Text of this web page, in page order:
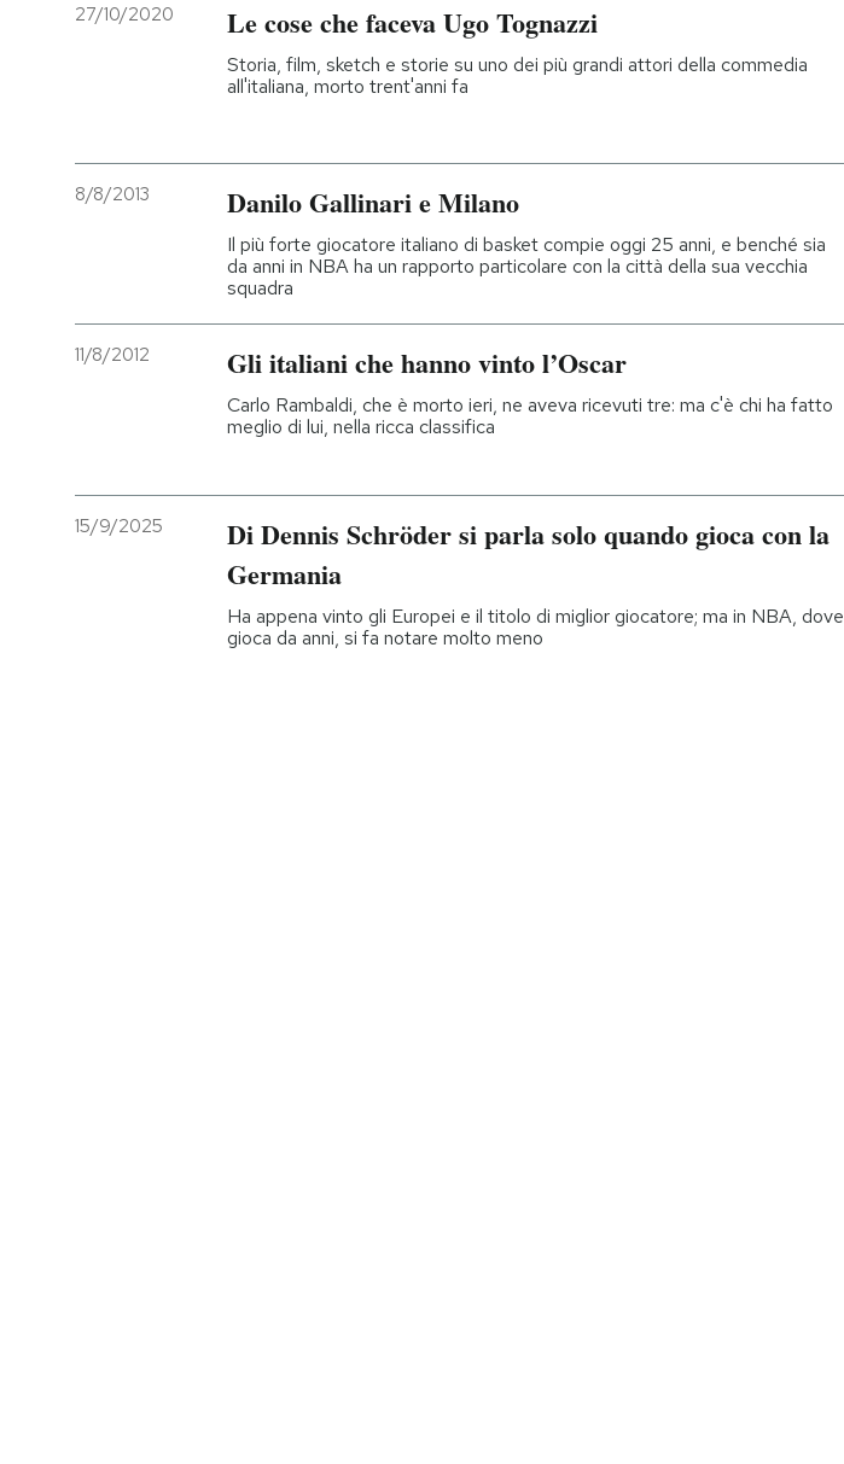
27/10/2020 Le cose che faceva Ugo Tognazzi
Storia, film, sketch e storie su uno dei più grandi attori della commedia
all'italiana, morto trent'anni fa
8/8/2013 Danilo Gallinari e Milano
Il più forte giocatore italiano di basket compie oggi 25 anni, e benché sia
da anni in NBA ha un rapporto particolare con la città della sua vecchia
squadra
11/8/2012 Gli italiani che hanno vinto l’Oscar
Carlo Rambaldi, che è morto ieri, ne aveva ricevuti tre: ma c'è chi ha fatto
meglio di lui, nella ricca classifica
15/9/2025
Di Dennis Schröder si parla solo quando gioca con la
Germania
Ha appena vinto gli Europei e il titolo di miglior giocatore; ma in NBA, dove
gioca da anni, si fa notare molto meno